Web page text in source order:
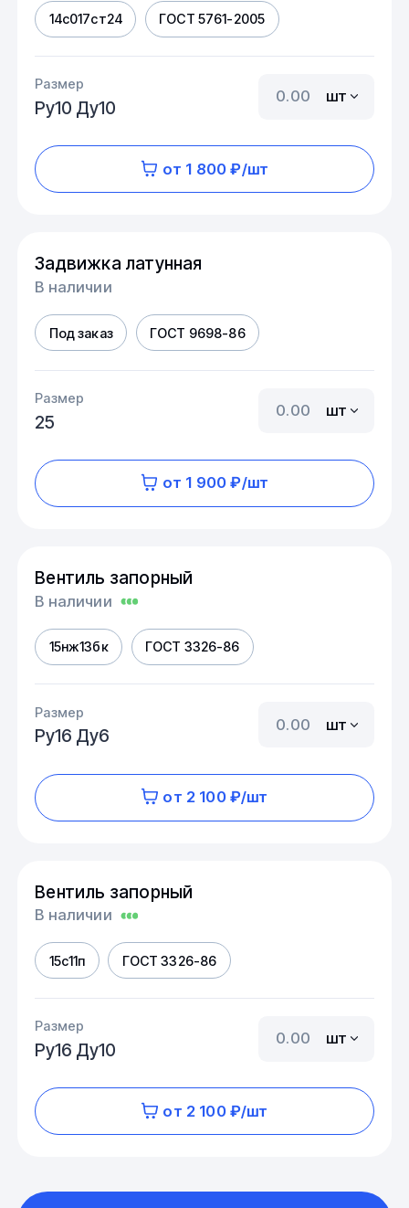
14с017ст24 ГОСТ 5761-2005
Размер
Ру10 Ду10
шт
от 1 800 ₽/шт
Задвижка латунная
В наличии
Под заказ ГОСТ 9698-86
Размер
25
шт
от 1 900 ₽/шт
Вентиль запорный
В наличии
15нж13бк ГОСТ 3326-86
Размер
Ру16 Ду6
шт
от 2 100 ₽/шт
Вентиль запорный
В наличии
15с11п ГОСТ 3326-86
Размер
Ру16 Ду10
шт
от 2 100 ₽/шт